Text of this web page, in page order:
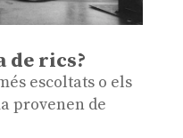
de rics?
escoltats o els
provenen de